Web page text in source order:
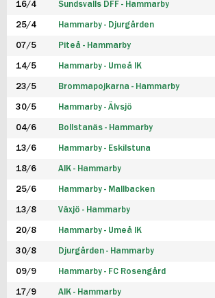
16/4 Sundsvalls DFF - Hammarby
25/4 Hammarby - Djurgården
07/5 Piteå - Hammarby
14/5 Hammarby - Umeå IK
23/5 Brommapojkarna - Hammarby
30/5 Hammarby - Älvsjö
04/6 Bollstanäs - Hammarby
13/6 Hammarby - Eskilstuna
18/6 AIK - Hammarby
25/6 Hammarby - Mallbacken
13/8 Växjö - Hammarby
20/8 Hammarby - Umeå IK
30/8 Djurgården - Hammarby
09/9 Hammarby - FC Rosengård
17/9 AIK - Hammarby